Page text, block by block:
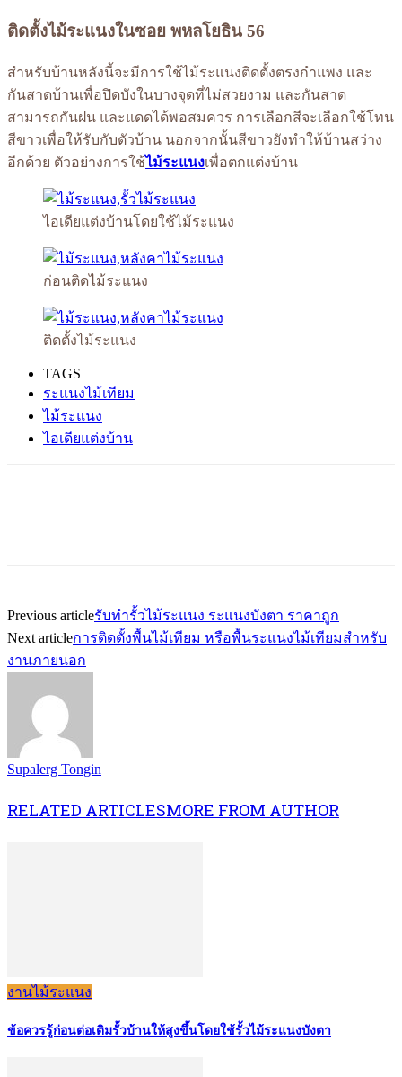
ติดตั้งไม้ระแนงในซอย พหลโยธิน 56
สำหรับบ้านหลังนี้จะมีการใช้ไม้ระแนงติดตั้งตรงกำแพง และ
กันสาดบ้านเพื่อปิดบังในบางจุดที่ไม่สวยงาม และกันสาด
สามารถกันฝน และแดดได้พอสมควร การเลือกสีจะเลือกใช้โทน
สีขาวเพื่อให้รับกับตัวบ้าน นอกจากนั้นสีขาวยังทำให้บ้านสว่าง
อีกด้วย ตัวอย่างการใช้ไม้ระแนงเพื่อตกแต่งบ้าน
ไอเดียแต่งบ้านโดยใช้ไม้ระแนง
ก่อนติดไม้ระแนง
ติดตั้งไม้ระแนง
TAGS
ระแนงไม้เทียม
ไม้ระแนง
ไอเดียแต่งบ้าน
Previous articleรับทำรั้วไม้ระแนง ระแนงบังตา ราคาถูก
Next articleการติดตั้งพื้นไม้เทียม หรือพื้นระแนงไม้เทียมสำหรับ
งานภายนอก
Supalerg Tongin
RELATED ARTICLESMORE FROM AUTHOR
งานไม้ระแนง
ข้อควรรู้ก่อนต่อเติมรั้วบ้านให้สูงขึ้นโดยใช้รั้วไม้ระแนงบังตา